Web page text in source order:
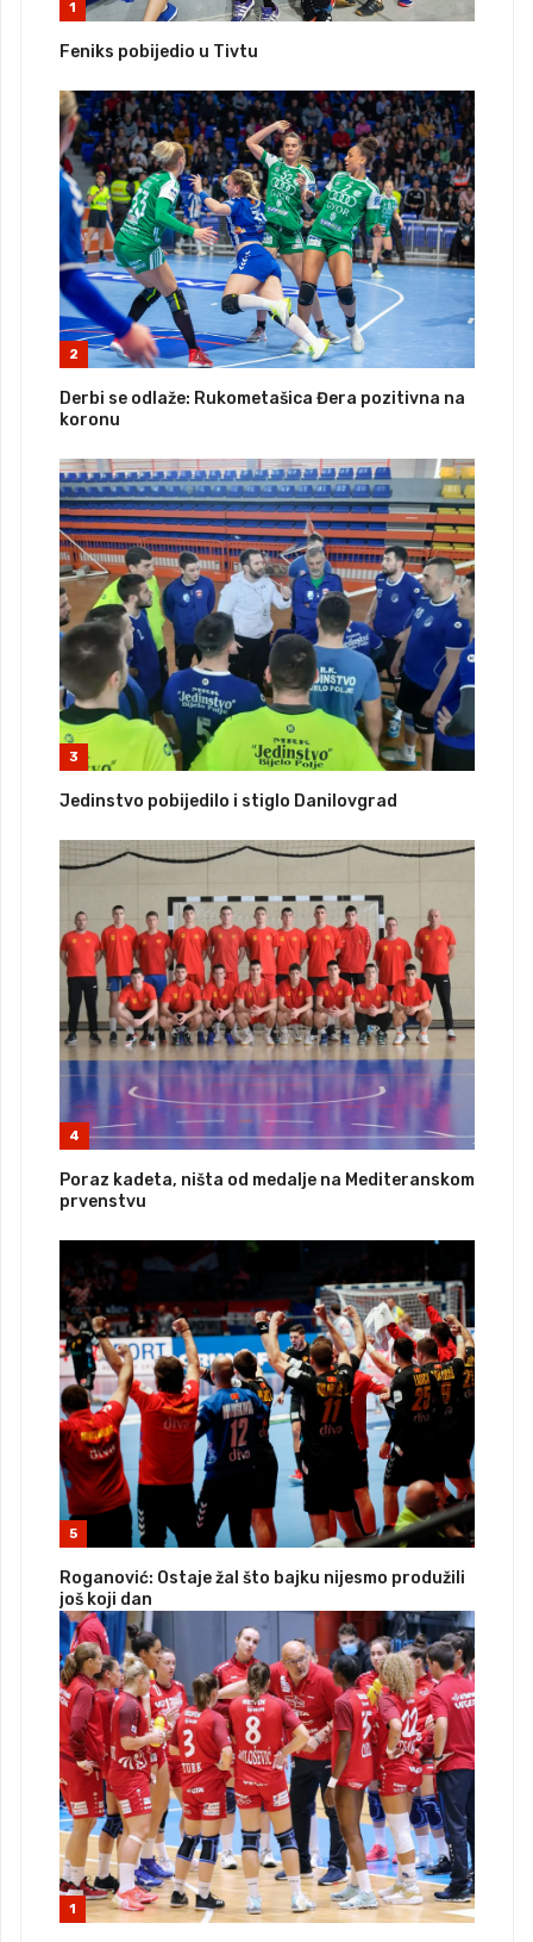
1
Feniks pobijedio u Tivtu
2
Derbi se odlaže: Rukometašica Đera pozitivna na
koronu
3
Jedinstvo pobijedilo i stiglo Danilovgrad
4
Poraz kadeta, ništa od medalje na Mediteranskom
prvenstvu
5
Roganović: Ostaje žal što bajku nijesmo produžili
još koji dan
1